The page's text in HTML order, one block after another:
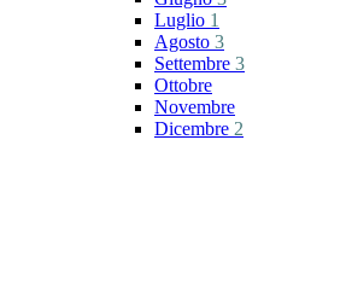
Luglio 1
Agosto 3
Settembre 3
Ottobre
Novembre
Dicembre 2